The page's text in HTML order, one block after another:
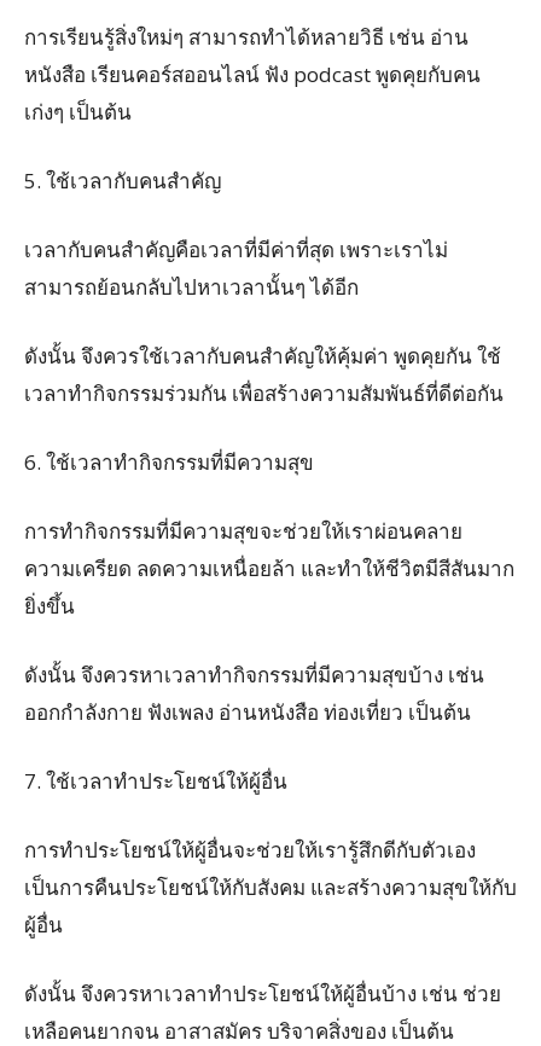
การเรียนรู้สิ่งใหม่ๆ สามารถทำได้หลายวิธี เช่น อ่าน
หนังสือ เรียนคอร์สออนไลน์ ฟัง podcast พูดคุยกับคน
เก่งๆ เป็นต้น
5. ใช้เวลากับคนสำคัญ
เวลากับคนสำคัญคือเวลาที่มีค่าที่สุด เพราะเราไม่
สามารถย้อนกลับไปหาเวลานั้นๆ ได้อีก
ดังนั้น จึงควรใช้เวลากับคนสำคัญให้คุ้มค่า พูดคุยกัน ใช้
เวลาทำกิจกรรมร่วมกัน เพื่อสร้างความสัมพันธ์ที่ดีต่อกัน
6. ใช้เวลาทำกิจกรรมที่มีความสุข
การทำกิจกรรมที่มีความสุขจะช่วยให้เราผ่อนคลาย
ความเครียด ลดความเหนื่อยล้า และทำให้ชีวิตมีสีสันมาก
ยิ่งขึ้น
ดังนั้น จึงควรหาเวลาทำกิจกรรมที่มีความสุขบ้าง เช่น
ออกกำลังกาย ฟังเพลง อ่านหนังสือ ท่องเที่ยว เป็นต้น
7. ใช้เวลาทำประโยชน์ให้ผู้อื่น
การทำประโยชน์ให้ผู้อื่นจะช่วยให้เรารู้สึกดีกับตัวเอง
เป็นการคืนประโยชน์ให้กับสังคม และสร้างความสุขให้กับ
ผู้อื่น
ดังนั้น จึงควรหาเวลาทำประโยชน์ให้ผู้อื่นบ้าง เช่น ช่วย
เหลือคนยากจน อาสาสมัคร บริจาคสิ่งของ เป็นต้น